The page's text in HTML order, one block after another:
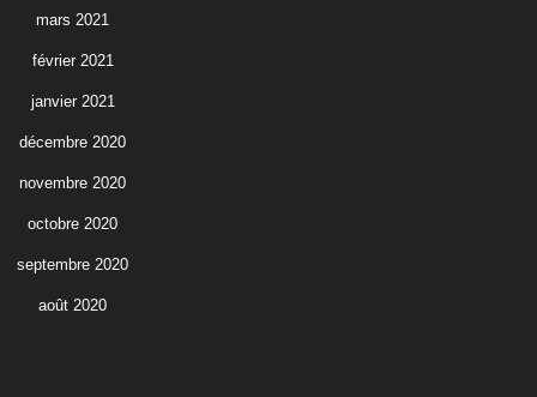
mars 2021
février 2021
janvier 2021
décembre 2020
novembre 2020
octobre 2020
septembre 2020
août 2020